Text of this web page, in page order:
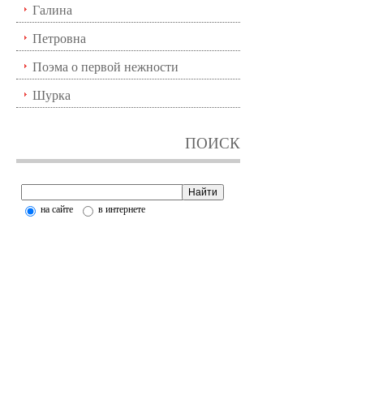
Галина
Петровна
Поэма о первой нежности
Шурка
ПОИСК
на сайте в интернете